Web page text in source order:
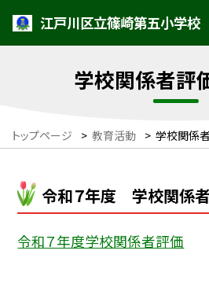
江戸川区立篠崎第五小学校
学校関係者評
トップページ > 教育活動 > 学校関係
令和７年度 学校関係
令和７年度学校関係者評価